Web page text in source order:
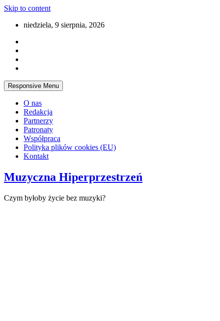
Skip to content
niedziela, 9 sierpnia, 2026
Responsive Menu
O nas
Redakcja
Partnerzy
Patronaty
Współpraca
Polityka plików cookies (EU)
Kontakt
Muzyczna Hiperprzestrzeń
Czym byłoby życie bez muzyki?